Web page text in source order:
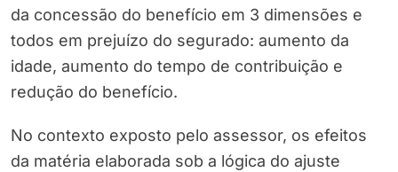
da concessão do benefício em 3 dimensões e
todos em prejuízo do segurado: aumento da
idade, aumento do tempo de contribuição e
redução do benefício.
No contexto exposto pelo assessor, os efeitos
da matéria elaborada sob a lógica do ajuste